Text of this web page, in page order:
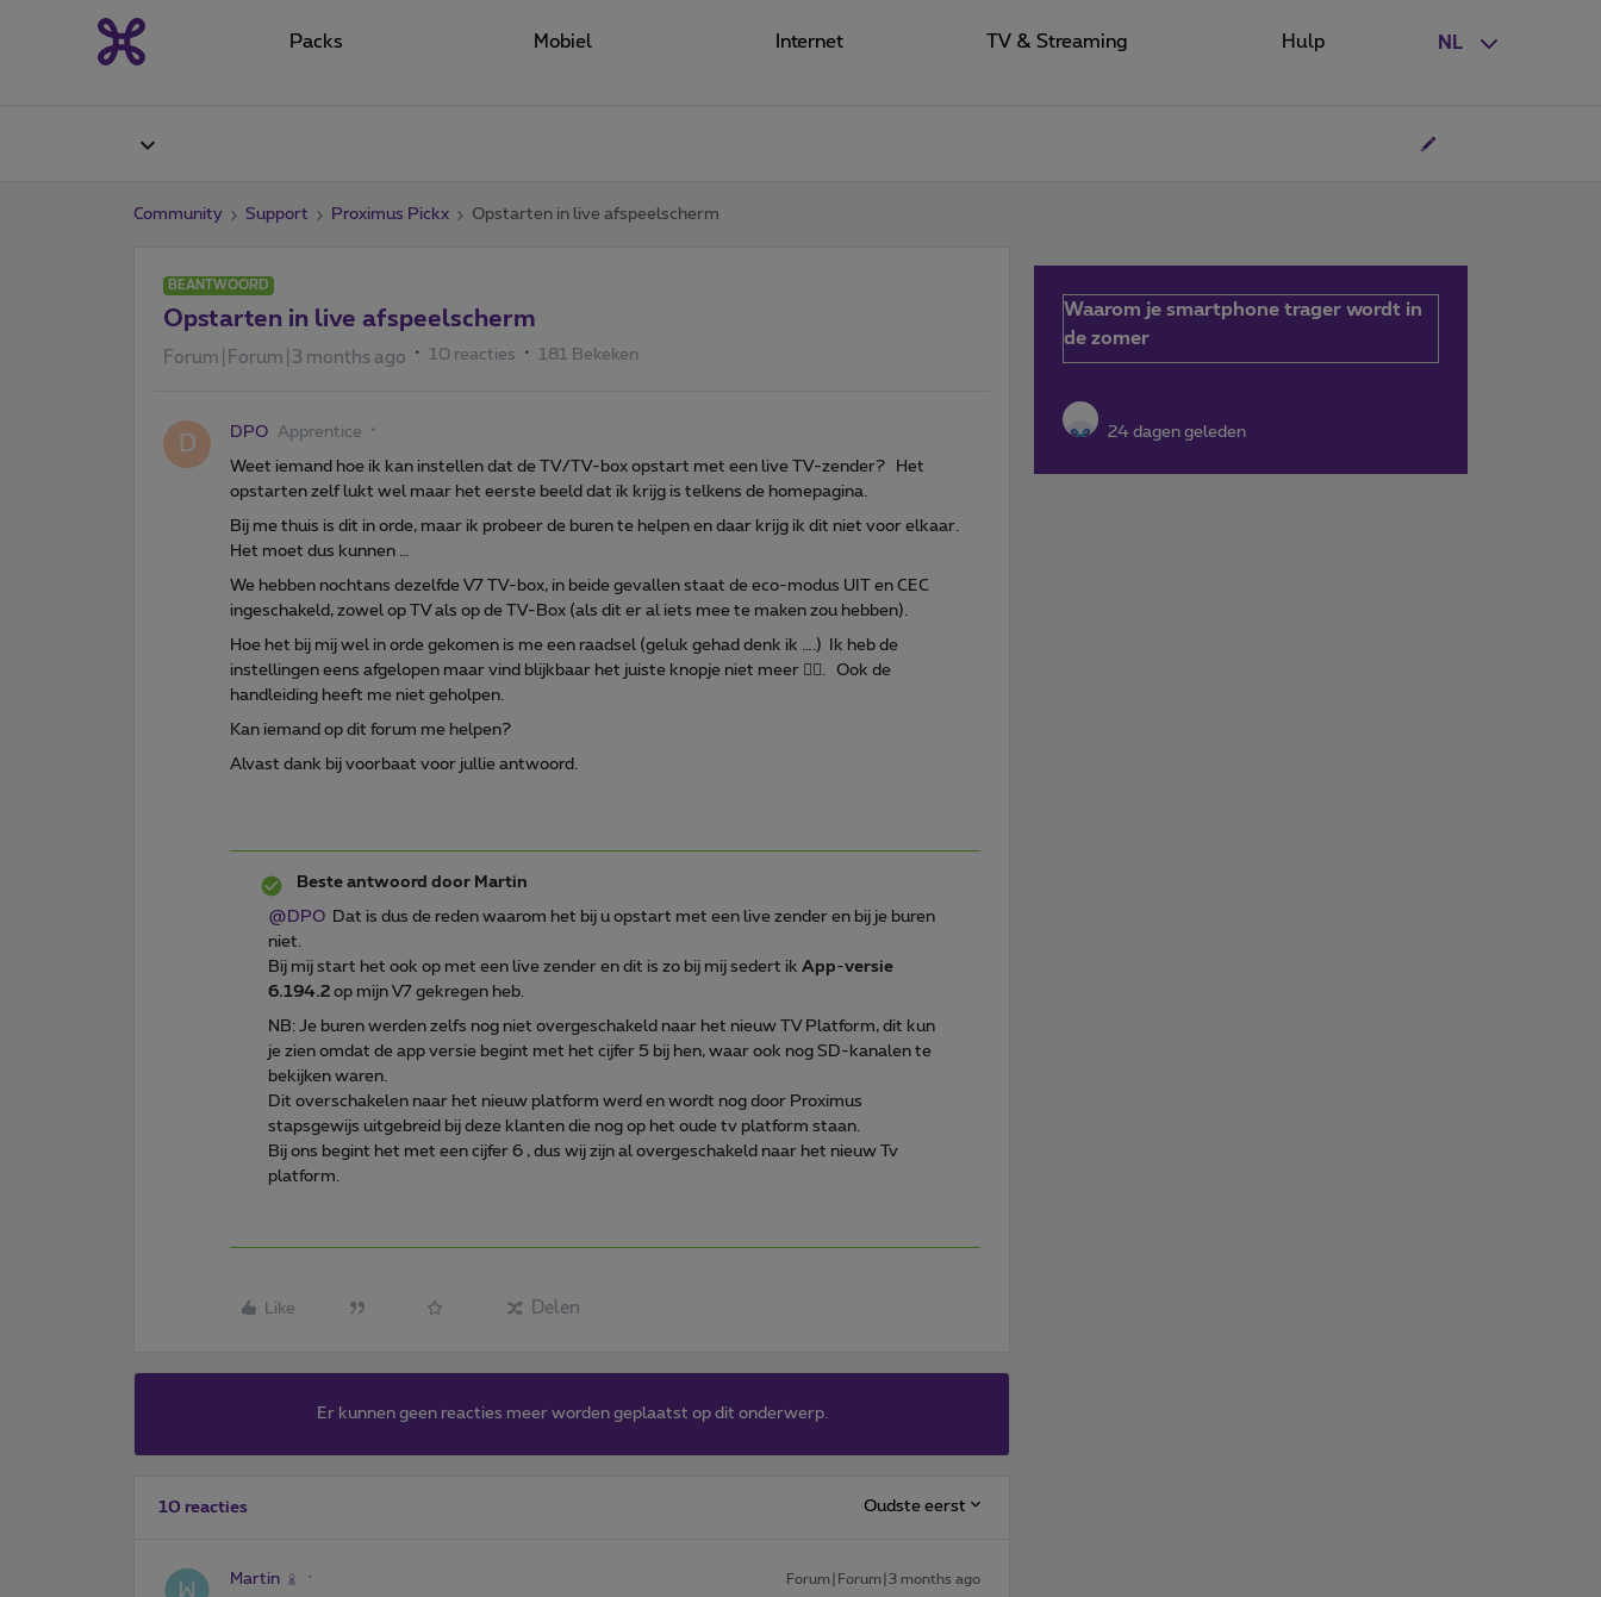
NL
Packs Mobiel Internet TV & Streaming Hulp
Community Support Proximus Pickx Opstarten in live afspeelscherm
BEANTWOORD
Opstarten in live afspeelscherm
Forum|Forum|3 months ago 10 reacties 181 Bekeken
D DPO Apprentice
Weet iemand hoe ik kan instellen dat de TV/TV-box opstart met een live TV-zender? Het
opstarten zelf lukt wel maar het eerste beeld dat ik krijg is telkens de homepagina.
Bij me thuis is dit in orde, maar ik probeer de buren te helpen en daar krijg ik dit niet voor elkaar.
Het moet dus kunnen …
We hebben nochtans dezelfde V7 TV-box, in beide gevallen staat de eco-modus UIT en CEC
ingeschakeld, zowel op TV als op de TV-Box (als dit er al iets mee te maken zou hebben).
Hoe het bij mij wel in orde gekomen is me een raadsel (geluk gehad denk ik ….) Ik heb de
instellingen eens afgelopen maar vind blijkbaar het juiste knopje niet meer 🤦‍♂️. Ook de
handleiding heeft me niet geholpen.
Kan iemand op dit forum me helpen?
Alvast dank bij voorbaat voor jullie antwoord.
Beste antwoord door Martin
@DPO Dat is dus de reden waarom het bij u opstart met een live zender en bij je buren
niet.
Bij mij start het ook op met een live zender en dit is zo bij mij sedert ik App-versie
6.194.2 op mijn V7 gekregen heb.
NB: Je buren werden zelfs nog niet overgeschakeld naar het nieuw TV Platform, dit kun
je zien omdat de app versie begint met het cijfer 5 bij hen, waar ook nog SD-kanalen te
bekijken waren.
Dit overschakelen naar het nieuw platform werd en wordt nog door Proximus
stapsgewijs uitgebreid bij deze klanten die nog op het oude tv platform staan.
Bij ons begint het met een cijfer 6 , dus wij zijn al overgeschakeld naar het nieuw Tv
platform.
Like Delen
Er kunnen geen reacties meer worden geplaatst op dit onderwerp.
10 reacties Oudste eerst
Martin Forum|Forum|3 months ago
Waarom je smartphone trager wordt in
de zomer
24 dagen geleden